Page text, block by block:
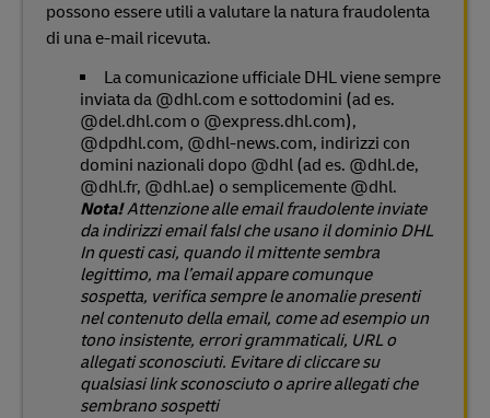
possono essere utili a valutare la natura fraudolenta
di una e-mail ricevuta.
La comunicazione ufficiale DHL viene sempre
inviata da @dhl.com e sottodomini (ad es.
@del.dhl.com o @express.dhl.com),
@dpdhl.com, @dhl-news.com, indirizzi con
domini nazionali dopo @dhl (ad es. @dhl.de,
@dhl.fr, @dhl.ae) o semplicemente @dhl.
Nota!Attenzione alle email fraudolente inviate
da indirizzi email falsI che usano il dominio DHL
In questi casi, quando il mittente sembra
legittimo, ma l’email appare comunque
sospetta, verifica sempre le anomalie presenti
nel contenuto della email, come ad esempio un
tono insistente, errori grammaticali, URL o
allegati sconosciuti. Evitare di cliccare su
qualsiasi link sconosciuto o aprire allegati che
sembrano sospetti